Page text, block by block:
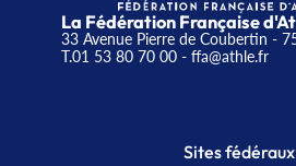
La Fédération Française
33 Avenue Pierre de Coubertin -
T.01 53 80 70 00- ffa@athle.fr
Sites fédéraux